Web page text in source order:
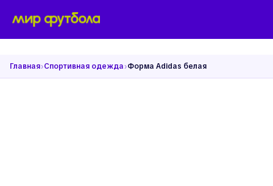
Главная›Спортивная одежда›Форма Adidas белая